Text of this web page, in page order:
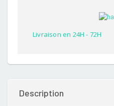
Livraison en 24H - 72H
Description